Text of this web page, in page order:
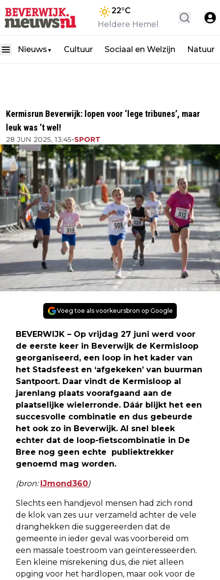
22°C
Heldere Hemel
Nieuws ▼ Cultuur Sociaal en Welzijn Natuur
Kermisrun Beverwijk: lopen voor ‘lege tribunes’, maar
leuk was ’t wel!
28 JUN 2025, 13:45•SPORT
Voeg toe als voorkeursbron op Google
BEVERWIJK – Op vrijdag 27 juni werd voor
de eerste keer in Beverwijk de Kermisloop
georganiseerd, een loop in het kader van
het Stadsfeest en ‘afgekeken’ van buurman
Santpoort. Daar vindt de Kermisloop al
jarenlang plaats voorafgaand aan de
plaatselijke wielerronde. Dáár blijkt het een
succesvolle combinatie en dus gebeurde
het ook zo in Beverwijk. Al snel bleek
echter dat de loop-fietscombinatie in De
Bree nog geen echte publiektrekker
genoemd mag worden.
(bron:IJmond360)
Slechts een handjevol mensen had zich rond
de klok van zes uur verzameld achter de vele
dranghekken die suggereerden dat de
gemeente in ieder geval was voorbereid om
een massale toestroom van geïnteresseerden.
Een kleine misrekening dus, die niet alleen
opging voor het hardlopen, maar ook voor de